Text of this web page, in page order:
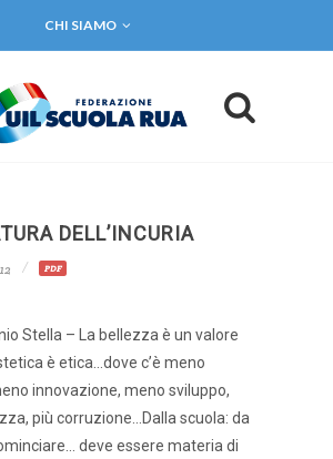
CHI SIAMO
DELL’INCURIA
PDF
Stella – La bellezza è un valore
è etica…dove c’è meno
innovazione, meno sviluppo,
più corruzione…Dalla scuola: da
deve essere materia di